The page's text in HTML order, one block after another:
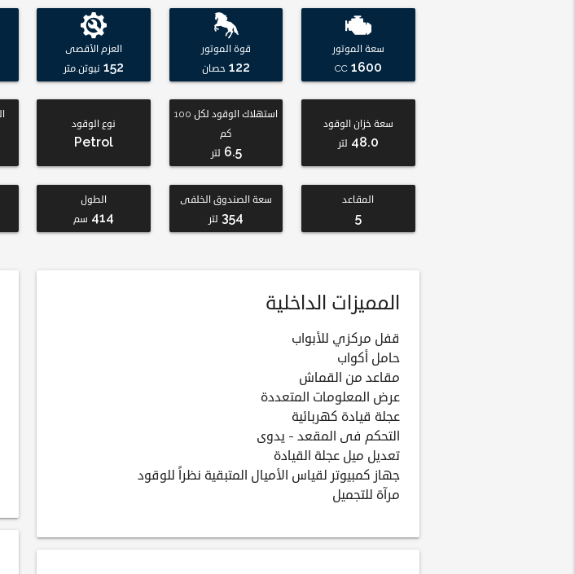
سعة الموتور
1600
CC
قوة الموتور
122 حصان
العزم الأقصى
152 نيوتن.متر
سعة خزان الوقود
48.0 لتر
استهلاك الوقود لكل 100
كم
6.5 لتر
نوع الوقود
Petrol
المقاعد
5
سعة الصندوق الخلفى
354 لتر
الطول
414 سم
المميزات الداخلية
قفل مركزي للأبواب
حامل أكواب
مقاعد من القماش
عرض المعلومات المتعددة
عجلة قيادة كهربائية
التحكم فى المقعد - يدوى
تعديل ميل عجلة القيادة
جهاز كمبيوتر لقياس الأميال المتبقية نظراً للوقود
مرآة للتجميل